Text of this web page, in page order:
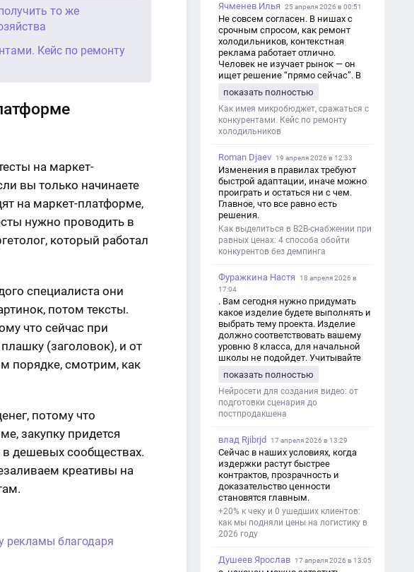
то же
Кейс по ремонту
на маркет-
вы только начинаете
на маркет-платформе,
нужно проводить в
который работал
специалиста они
потом тексты.
что сейчас при
(заголовок), и от
порядке, смотрим, как
потому что
закупку придется
дешевых сообществах.
креативы на
рекламы благодаря
Ячменев Илья 25 апреля 2026 в 00:51
Не совсем согласен. В нишах с
срочным спросом, как ремонт
холодильников, контекстная
реклама работает отлично.
Человек не изучает рынок — он
ищет решение “прямо сейчас”. В
и ловит самый горячий трафик,
тогда как SEO в таких задачах
просто не успевает.
показать полностью
Как имея микробюджет, сражаться с
конкурентами. Кейс по ремонту
холодильников
Roman Djaev 19 апреля 2026 в 12:33
Изменения в правилах требуют
быстрой адаптации, иначе можно
проиграть и остаться ни с чем.
Главное, что все равно есть
решения.
Как выделиться в B2B-снабжении при
равных ценах: 4 способа обойти
конкурентов без демпинга
Фуражкина Настя
18 апреля 2026 в
17:04
. Вам сегодня нужно придумать
какое изделие будете выполнять и
выбрать тему проекта. Изделие
должно соответствовать вашему
уровню 8 класса, для начальной
школы не подойдет. Учитывайте
уровня работы. Структура проекта 1.
Титульный лист - Название школы.
- Тип работы: «Проектная работа». -
Тема проекта. - Кто выполнил:
должность учителя. - Город, год. 2.
Введение - Актуальность темы
(почему это важно). - Цель и
задачи проекта. - Объект и предмет
исследования. - Методы работы. 3.
Основная часть - Теоретическая
основные понятия. - Практическая
глава: что сделано (исследование,
опрос, создание изделия и т. д.). -
Заключение - Краткие выводы по
показать полностью
Нейросети для создания видео: от
подготовки сценария до
постпродакшена
влад Rjibrjd 17 апреля 2026 в 13:29
Сейчас в наших условиях, когда
издержки растут быстрее
контрактов, прозрачность и
доказательство ценности
становятся главным.
+20% к чеку и 0 ушедших клиентов:
как мы подняли цены на логистику в
2026 году
Душеев Ярослав 17 апреля 2026 в 13:05